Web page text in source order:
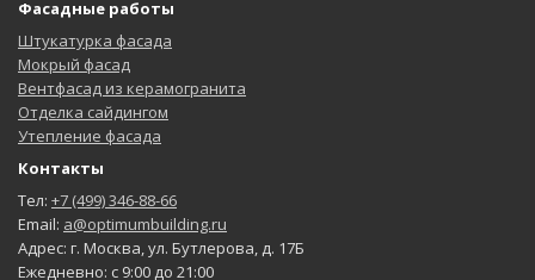
Фасадные работы
Штукатурка фасада
Мокрый фасад
Вентфасад из керамогранита
Отделка сайдингом
Утепление фасада
Контакты
Тел: +7 (499) 346-88-66
Email: a@optimumbuilding.ru
Адрес: г. Москва, ул. Бутлерова, д. 17Б
Ежедневно: с 9:00 до 21:00